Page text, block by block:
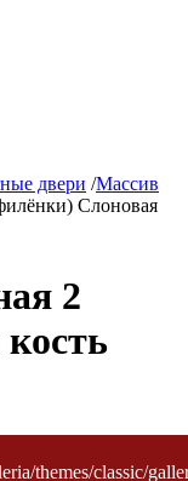
двери /Массив
Слоновая
2
themes/classic/